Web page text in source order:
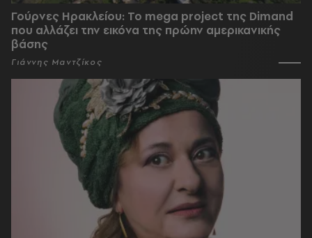
Γούρνες Ηρακλείου: To mega project της Dimand
που αλλάζει την εικόνα της πρώην αμερικανικής
βάσης
Γιάννης Μαντζίκος